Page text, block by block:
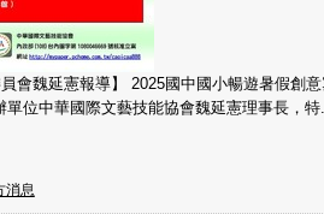
會魏延憲報導】 2025國中國小暢遊暑假創
位中華國際文藝技能協會魏延憲理事長，特
消息